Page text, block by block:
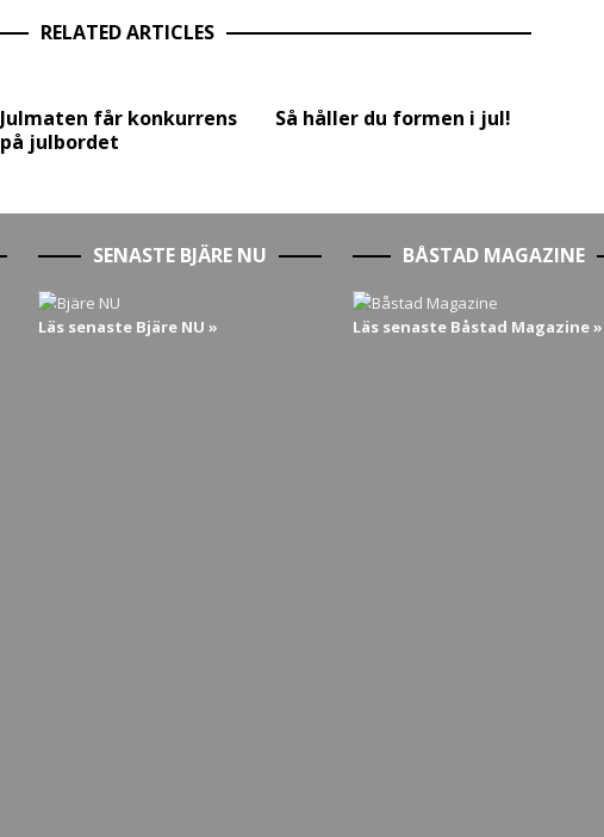
RELATED ARTICLES
Julmaten får konkurrens
på julbordet
Så håller du formen i jul!
SENASTE BJÄRE NU
Läs senaste Bjäre NU »
BÅSTAD MAGAZINE
Läs senaste Båstad Magazine »